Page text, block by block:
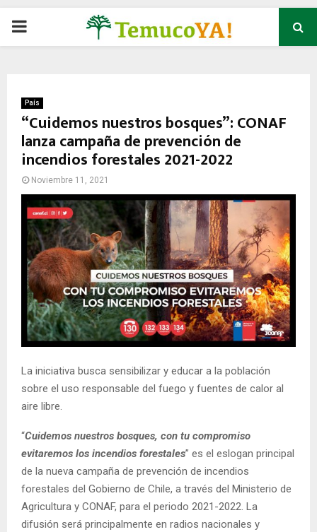
P
M
A
N
U
País
“Cuidemos nuestros bosques”: CONAF
lanza campaña de prevención de
incendios forestales 2021-2022
Noviembre 11, 2021
La iniciativa busca sensibilizar y educar a la población
sobre el uso responsable del fuego y fuentes de calor al
aire libre.
“Cuidemos nuestros bosques, con tu compromiso
evitaremos los incendios forestales” es el eslogan principal
de la nueva campaña de prevención de incendios
forestales del Gobierno de Chile, a través del Ministerio de
Agricultura y CONAF, para el periodo 2021-2022. La
difusión será principalmente en radios nacionales y